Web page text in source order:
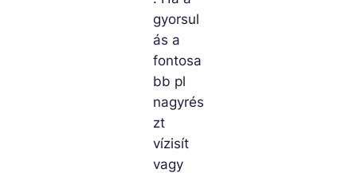
gyorsul
ás a
fontosa
bb pl
nagyrés
zt
vízisít
vagy